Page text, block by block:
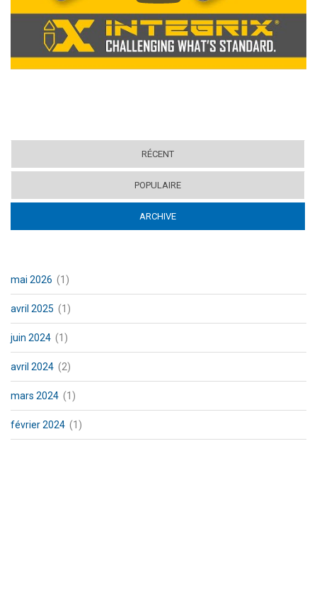
RÉCENT
POPULAIRE
ARCHIVE
mai 2026 (1)
avril 2025 (1)
juin 2024 (1)
avril 2024 (2)
mars 2024 (1)
février 2024 (1)